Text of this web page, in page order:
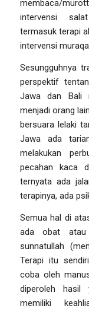
membaca/
intervensi
termasuk terapi
intervensi
Sesungguhnya
perspektif
Jawa dan Bali
menjadi orang
bersuara lelaki
Jawa ada
melakukan
pecahan kaca
ternyata ada
terapinya, ada
Semua hal di
ada obat atau
sunnatullah
Terapi itu
coba oleh
diperoleh hasil
memiliki